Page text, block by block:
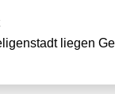
liegen